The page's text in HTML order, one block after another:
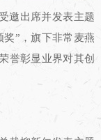
邀出席并发表主题
奖”，旗下非常麦燕
誉彰显业界对其创